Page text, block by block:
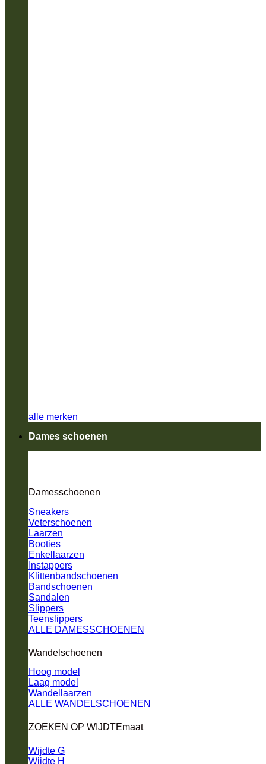
alle merken
Dames schoenen
Damesschoenen
Sneakers
Veterschoenen
Laarzen
Booties
Enkellaarzen
Instappers
Klittenbandschoenen
Bandschoenen
Sandalen
Slippers
Teenslippers
ALLE DAMESSCHOENEN
Wandelschoenen
Hoog model
Laag model
Wandellaarzen
ALLE WANDELSCHOENEN
ZOEKEN OP WIJDTEmaat
Wijdte G
Wijdte H